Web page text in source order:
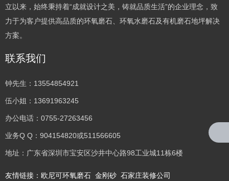
立以来，始终秉持着“成就设计之美，铸就品质生活”的企业理念，致
力于为客户提供高品质的环氧磨石、环氧水磨石及有机磨石地坪解决
方案。
联系我们
钟先生：13554854921
伍小姐：13691963245
办公电话：0755-27263456
业务Q Q：904154820或511566605
地址：广东省深圳市宝安区沙井中心路98工业城11栋6楼
友情链接： 欧尼可环氧磨石 金刚砂 石家庄装修公司